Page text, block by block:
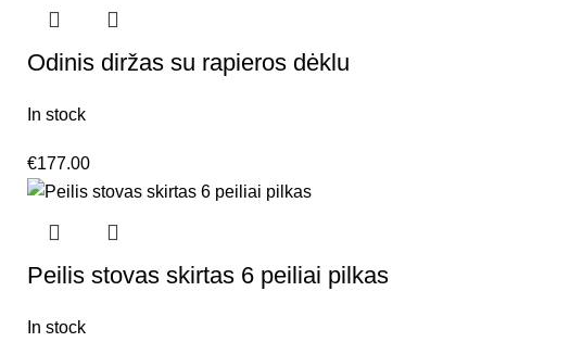
Odinis diržas su rapieros dėklu
In stock
€177.00
Peilis stovas skirtas 6 peiliai pilkas
In stock